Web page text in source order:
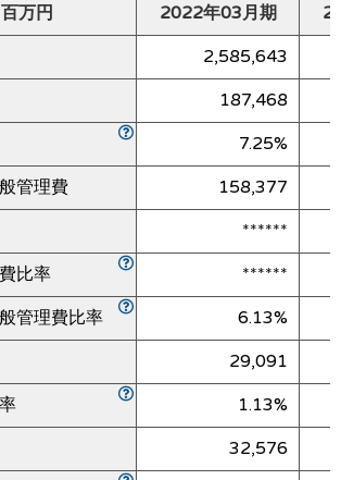
万円 2022年03月期
2,585,643
187,468
7.25%
管理費
158,377
******
比率
******
管理費比率
6.13%
29,091
1.13%
32,576